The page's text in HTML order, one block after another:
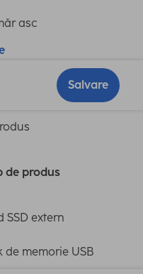
asc
Salvare
de produs
SSD extern
de memorie USB